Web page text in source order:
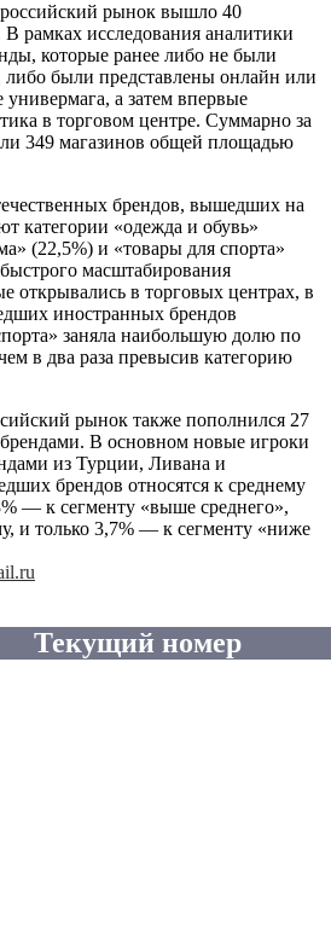
рынок вышло 40
рамках исследования аналитики
которые ранее либо не были
были представлены онлайн или
универмага, а затем впервые
в торговом центре. Суммарно за
349 магазинов общей площадью
брендов, вышедших на
категории «одежда и обувь»
(22,5%) и «товары для спорта»
масштабирования
открывались в торговых центрах, в
иностранных брендов
заняла наибольшую долю по
в два раза превысив категорию
рынок также пополнился 27
В основном новые игроки
из Турции, Ливана и
брендов относятся к среднему
— к сегменту «выше среднего»,
и только 3,7% — к сегменту «ниже
Текущий номер